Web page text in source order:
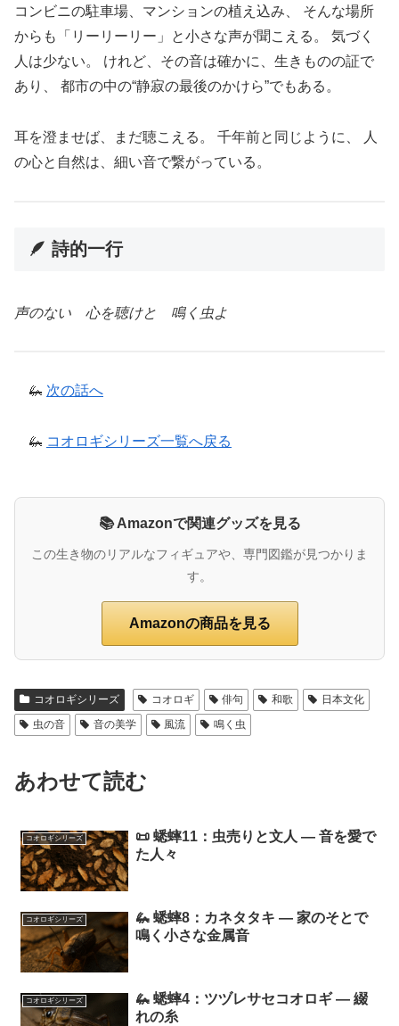
コンビニの駐車場、マンションの植え込み、 そんな場所
からも「リーリーリー」と小さな声が聞こえる。 気づく
人は少ない。 けれど、その音は確かに、生きものの証で
あり、 都市の中の“静寂の最後のかけら”でもある。
耳を澄ませば、まだ聴こえる。 千年前と同じように、 人
の心と自然は、細い音で繋がっている。
🪶 詩的一行
声のない 心を聴けと 鳴く虫よ
🦗 次の話へ
🦗 コオロギシリーズ一覧へ戻る
📚 Amazonで関連グッズを見る
この生き物のリアルなフィギュアや、専門図鑑が見つかりま
す。
Amazonの商品を見る
コオロギシリーズ コオロギ 俳句 和歌
日本文化
虫の音
音の美学 風流 鳴く虫
あわせて読む
コオロギシリーズ
📜 蟋蟀11：虫売りと文人 ― 音を愛で
た人々
コオロギシリーズ
🦗 蟋蟀8：カネタタキ ― 家のそとで
鳴く小さな金属音
コオロギシリーズ
🦗 蟋蟀4：ツヅレサセコオロギ ― 綴
れの糸